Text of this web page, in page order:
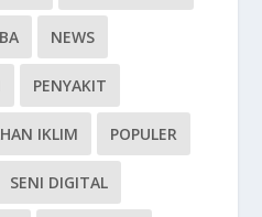
NEWS
PENYAKIT
IKLIM POPULER
SENI DIGITAL